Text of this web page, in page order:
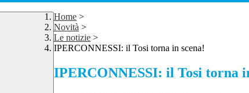
Home >
Novità >
Le notizie >
IPERCONNESSI: il Tosi torna in scena!
IPERCONNESSI: il Tosi torna